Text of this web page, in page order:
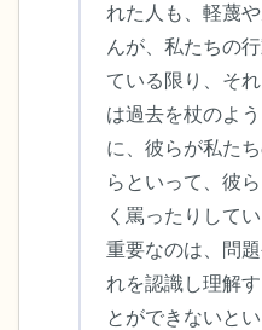
れた人も、軽蔑
んが、私たちの
ている限り、そ
は過去を杖のよ
に、彼らが私た
らといって、彼
く罵ったりして
重要なのは、問
れを認識し理解
とができないと